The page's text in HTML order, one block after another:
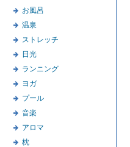
お風呂
温泉
ストレッチ
日光
ランニング
ヨガ
プール
音楽
アロマ
枕